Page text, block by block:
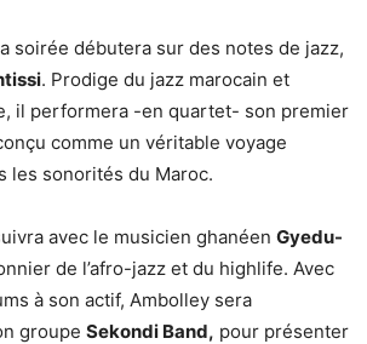
soirée débutera sur des notes de jazz,
. Prodige du jazz marocain et
il performera -en quartet- son premier
comme un véritable voyage
les sonorités du Maroc.
avec le musicien ghanéen Gyedu-
de l’afro-jazz et du highlife. Avec
à son actif, Ambolley sera
groupe Sekondi Band, pour présenter